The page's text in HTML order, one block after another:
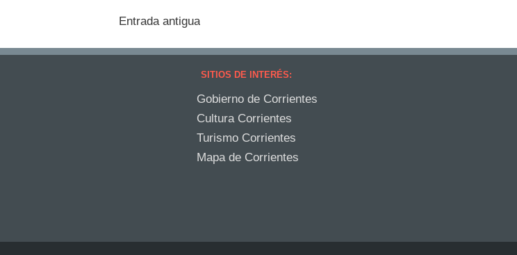
Entrada antigua
SITIOS DE INTERÉS:
Gobierno de Corrientes
Cultura Corrientes
Turismo Corrientes
Mapa de Corrientes